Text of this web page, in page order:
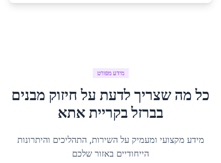
מידע מפורט
כל מה שצריך לדעת על חיזוק מבנים
בברזלבקריית אתא
מידע מקצועי ומעמיק על השירות, התהליכים והיתרונות
הייחודיים באזור שלכם